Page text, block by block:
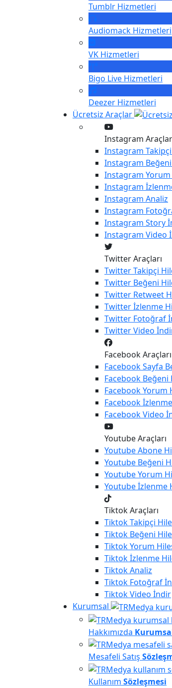
Tumblr Hizmetleri
Audiomack Hizmetleri
VK Hizmetleri
Bigo Live Hizmetleri
Deezer Hizmetleri
Ücretsiz Araçlar
Instagram
Instagram
Instagram
Instagram
Instagram
Instagram Analiz
Instagram
Instagram Story
Instagram Video
Twitter Araçları
TwitterTakipçi
Twitter Beğeni
Twitter Retweet
Twitterİzlenme
Twitter Fotoğraf
TwitterVideo
Facebook Araçları
FacebookSayfa
Facebook Beğeni
FacebookYorum
Facebook
FacebookVideo
Youtube Araçları
YoutubeAbone
Youtube Beğeni
YoutubeYorum
Youtubeİzlenme
Tiktok Araçları
TiktokTakipçi
Tiktok Beğeni
TiktokYorum
Tiktokİzlenme
TiktokAnaliz
Tiktok Fotoğraf
TiktokVideo İndir
Kurumsal
Hakkımızda
Mesafeli Satış
Kullanım Sözleşmesi